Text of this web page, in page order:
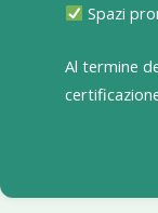
Spazi
Al termine